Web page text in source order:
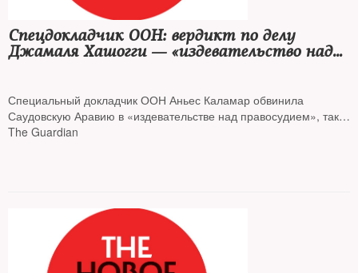
Спецдокладчик ООН: вердикт по делу
Джамаля Хашогги — «издевательство над
Специальный докладчик ООН Аньес Каламар обвинила
Саудовскую Аравию в «издевательстве над правосудием», так
как итоги судебного разбирательства по делу об убийстве
The Guardian